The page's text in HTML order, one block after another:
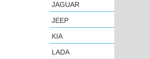
JAGUAR
JEEP
KIA
LADA